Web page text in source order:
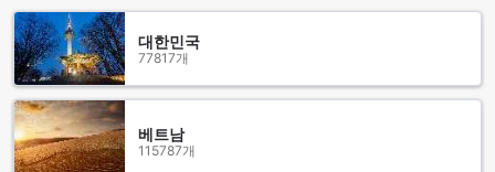
되는 룸 서비스는 언제든지 원하는 음식을 편리하게 즐기실 수
있어 바쁜 일정 속에서도 편안한 휴식을 취하실 수 있습니다. 또
한, 현대적인 커피숍에서는 신선한 커피와 간단한 스낵을 즐기
며 여유로운 시간을 보내실 수 있습니다.
레스토랑에서는 풍성한 아침 뷔페와 컨티넨탈 조식을 제공하여
하루를 활기차게 시작하실 수 있도록 도와줍니다. 호텔 내 BBQ
시설도 마련되어 있어 특별한 모임이나 가족과의 즐거운 시간
대한민국
77817개
베트남
115787개